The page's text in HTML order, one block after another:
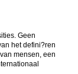
Geen
het defini?ren
mensen, een